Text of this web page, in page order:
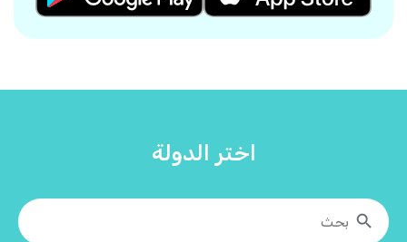
اختر الدولة